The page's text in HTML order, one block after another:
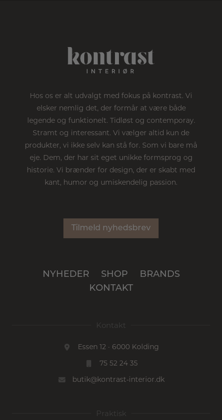
Hos os er alt udvalgt med fokus på kontrast. Vi
elsker nemlig det, der formår at være både
legende og funktionelt. Tidløst og contemporay.
Stramt og interessant. Vi vælger altid kun de
produkter, vi ikke selv kan stå for. Som vi bare må
eje. Dem, der har sit eget unikke formsprog og
historie. Vi brænder for design, der er skabt med
kant, humor og umiskendelig passion.
Tilmeld nyhedsbrev
NYHEDER SHOP
BRANDS
KONTAKT
Kontakt
Essen 12 · 6000 Kolding
75 52 24 35
butik@kontrast-interior.dk
Praktisk